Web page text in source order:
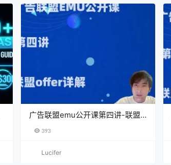
广告联盟emu公开课第四讲-联盟
393
Lucifer